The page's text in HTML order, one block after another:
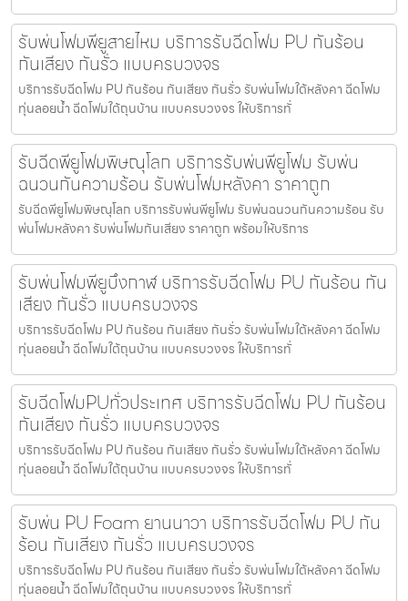
รับพ่นโฟมพียูสายไหม บริการรับฉีดโฟม PU กันร้อน
กันเสียง กันรั่ว แบบครบวงจร
บริการรับฉีดโฟม PU กันร้อน กันเสียง กันรั่ว รับพ่นโฟมใต้หลังคา ฉีดโฟม
ทุ่นลอยน้ำ ฉีดโฟมใต้ถุนบ้าน แบบครบวงจร ให้บริการทั่
รับฉีดพียูโฟมพิษณุโลก บริการรับพ่นพียูโฟม รับพ่น
ฉนวนกันความร้อน รับพ่นโฟมหลังคา ราคาถูก
รับฉีดพียูโฟมพิษณุโลก บริการรับพ่นพียูโฟม รับพ่นฉนวนกันความร้อน รับ
พ่นโฟมหลังคา รับพ่นโฟมกันเสียง ราคาถูก พร้อมให้บริการ
รับพ่นโฟมพียูบึงกาฬ บริการรับฉีดโฟม PU กันร้อน กัน
เสียง กันรั่ว แบบครบวงจร
บริการรับฉีดโฟม PU กันร้อน กันเสียง กันรั่ว รับพ่นโฟมใต้หลังคา ฉีดโฟม
ทุ่นลอยน้ำ ฉีดโฟมใต้ถุนบ้าน แบบครบวงจร ให้บริการทั่
รับฉีดโฟมPUทั่วประเทศ บริการรับฉีดโฟม PU กันร้อน
กันเสียง กันรั่ว แบบครบวงจร
บริการรับฉีดโฟม PU กันร้อน กันเสียง กันรั่ว รับพ่นโฟมใต้หลังคา ฉีดโฟม
ทุ่นลอยน้ำ ฉีดโฟมใต้ถุนบ้าน แบบครบวงจร ให้บริการทั่
รับพ่น PU Foam ยานนาวา บริการรับฉีดโฟม PU กัน
ร้อน กันเสียง กันรั่ว แบบครบวงจร
บริการรับฉีดโฟม PU กันร้อน กันเสียง กันรั่ว รับพ่นโฟมใต้หลังคา ฉีดโฟม
ทุ่นลอยน้ำ ฉีดโฟมใต้ถุนบ้าน แบบครบวงจร ให้บริการทั่